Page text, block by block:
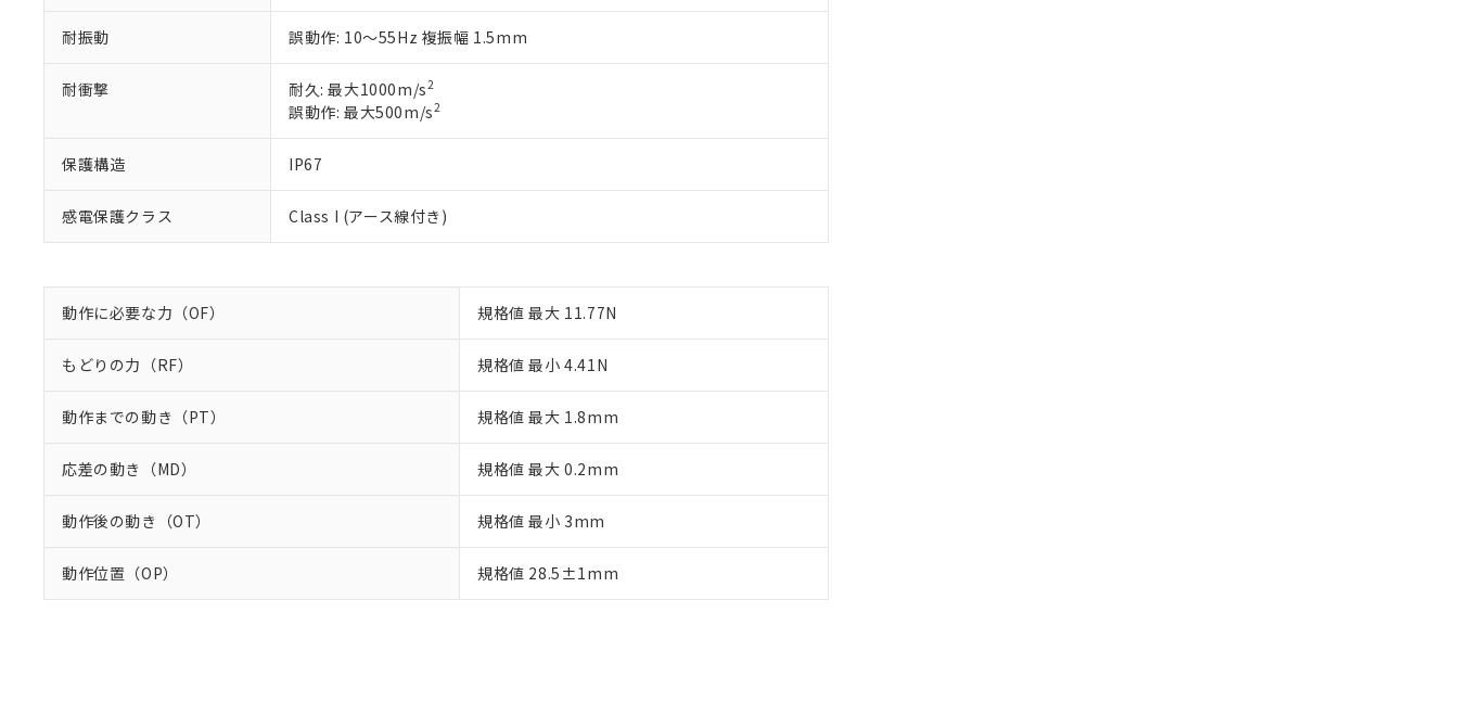
耐振動 誤動作: 10～55Hz 複振幅 1.5mm
耐衝撃 耐久: 最大1000m/s2
誤動作: 最大500m/s2
保護構造 IP67
感電保護クラス Class I (アース線付き)
動作に必要な力（OF） 規格値 最大 11.77N
もどりの力（RF） 規格値 最小 4.41N
動作までの動き（PT） 規格値 最大 1.8mm
応差の動き（MD） 規格値 最大 0.2mm
動作後の動き（OT） 規格値 最小 3mm
動作位置（OP） 規格値 28.5±1mm
※本証明書は発行日時点で非含有を証明するもので、過去に遡って非含有を証明するものではありません。
また、RoHS指令のフタル酸エステル類４物質の対応では、対応完了までの期間は出荷製品に未対応品が
混在することから備考欄に対応日を記載しておりました。
既に当社にて対応品への在庫切替を完了していることから、特段のことがない限り、2022年1月12日よ
り割愛しております。